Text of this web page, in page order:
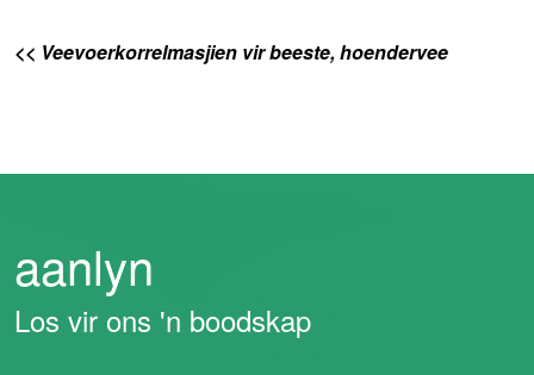
<< Veevoerkorrelmasjien vir beeste, hoendervee
aanlyn
Los vir ons 'n boodskap